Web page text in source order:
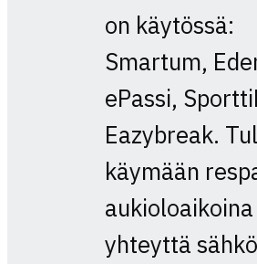
on käytössä:
Smartum,
ePassi,
Eazybreak.
käymään
yhteyttä